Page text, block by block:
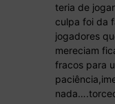
teria de
culpa foi da
jogadores
mereciam
fracos para